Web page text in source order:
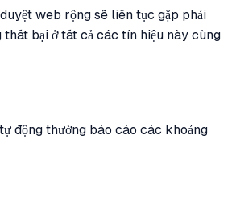
web rộng sẽ liên tục gặp phải
bại ở tất cả các tín hiệu này cùng
động thường báo cáo các khoảng